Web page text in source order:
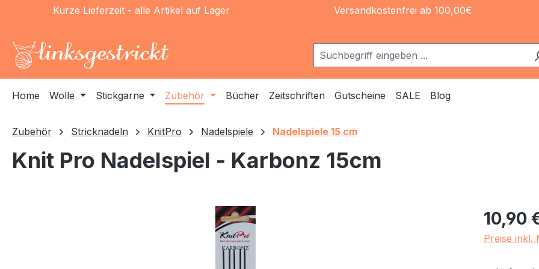
Hauptinhalt springen
Zur Suche springen
Zur Hauptnavigation springen
Kurze Lieferzeit - alle Artikel auf Lager Versandkostenfrei ab 100,00€
Home Wolle Stickgarne Zubehör Bücher Zeitschriften Gutscheine SALE Blog
Zubehör Stricknadeln KnitPro Nadelspiele Nadelspiele 15 cm
Knit Pro Nadelspiel - Karbonz 15cm
Regulärer
10,90
Preise inkl.